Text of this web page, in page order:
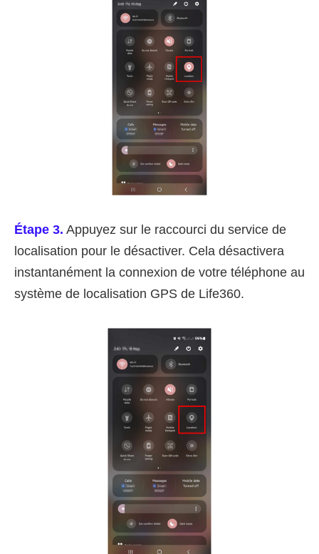
Étape 3. Appuyez sur le raccourci du service de
localisation pour le désactiver. Cela désactivera
instantanément la connexion de votre téléphone au
système de localisation GPS de Life360.